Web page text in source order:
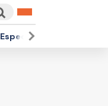
Espectáculos